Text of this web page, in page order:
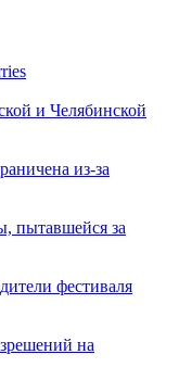
и Челябинской
из-за
пытавшейся за
фестиваля
на